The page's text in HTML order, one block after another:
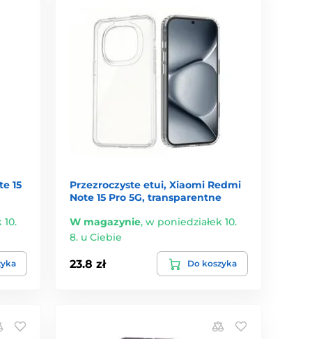
15
Przezroczyste etui, Xiaomi Redmi
Note 15 Pro 5G, transparentne
W magazynie,w poniedziałek 10.
8. u Ciebie
23.8 zł Do koszyka